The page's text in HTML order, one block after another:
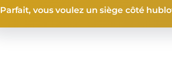
Parfait, vous voulez un siège côté